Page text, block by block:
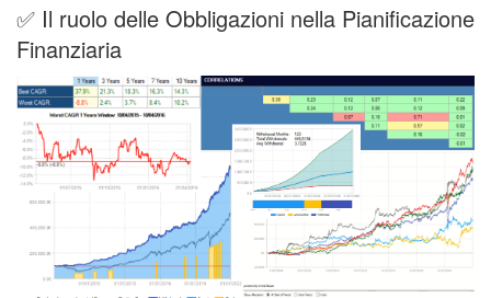
✅ Il ruolo delle Obbligazioni nella Pianificazione
Finanziaria